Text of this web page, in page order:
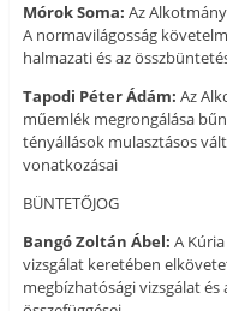
Mórok Soma: Az
A normavilágosság
halmazati és az
Tapodi Péter Ádám: Az
műemlék megrongálása
tényállások mulasztásos
vonatkozásai
BÜNTETŐJOG
Bangó Zoltán Ábel: A
vizsgálat keretében
megbízhatósági vizsgálat és